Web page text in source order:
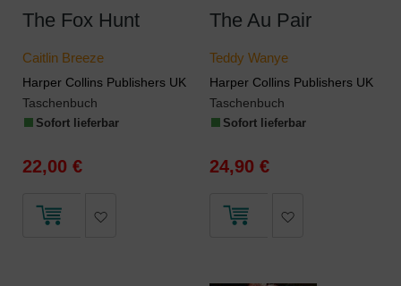
The Fox Hunt
Caitlin Breeze
Harper Collins Publishers UK
Taschenbuch
Sofort lieferbar
22,00 €
The Au Pair
Teddy Wanye
Harper Collins Publishers UK
Taschenbuch
Sofort lieferbar
24,90 €